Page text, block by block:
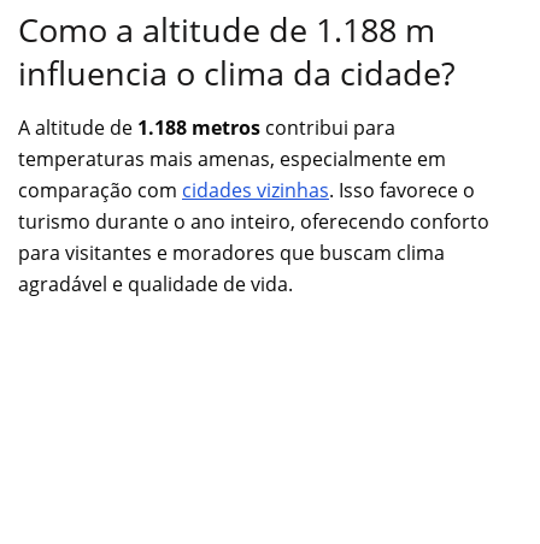
Como a altitude de 1.188 m
influencia o clima da cidade?
A altitude de 1.188 metros contribui para
temperaturas mais amenas, especialmente em
comparação com cidades vizinhas. Isso favorece o
turismo durante o ano inteiro, oferecendo conforto
para visitantes e moradores que buscam clima
agradável e qualidade de vida.